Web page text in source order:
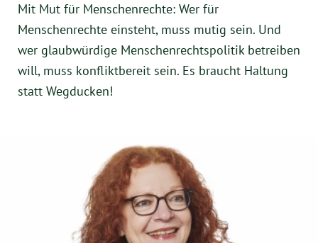
Mit Mut für Menschenrechte: Wer für
Menschenrechte einsteht, muss mutig sein. Und
wer glaubwürdige Menschenrechtspolitik betreiben
will, muss konfliktbereit sein. Es braucht Haltung
statt Wegducken!